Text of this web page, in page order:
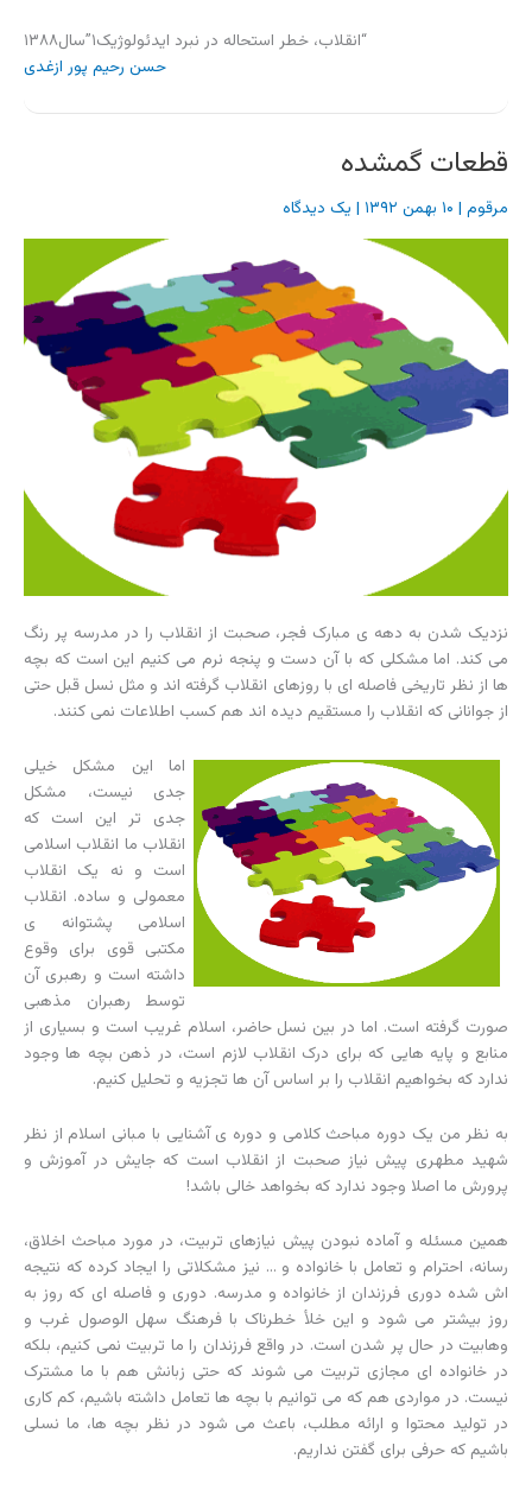
“انقلاب، خطر استحاله در نبرد ایدئولوژیک١”سال١٣٨٨
حسن رحیم پور ازغدی
قطعات گمشده
مرقوم | ۱۰ بهمن ۱۳۹۲ | یک دیدگاه
نزدیک شدن به دهه ی مبارک فجر، صحبت از انقلاب را در مدرسه پر رنگ
می کند. اما مشکلی که با آن دست و پنجه نرم می کنیم این است که بچه
ها از نظر تاریخی فاصله ای با روزهای انقلاب گرفته اند و مثل نسل قبل حتی
از جوانانی که انقلاب را مستقیم دیده اند هم کسب اطلاعات نمی کنند.
اما این مشکل خیلی
جدی نیست، مشکل
جدی تر این است که
انقلاب ما انقلاب اسلامی
است و نه یک انقلاب
معمولی و ساده. انقلاب
اسلامی پشتوانه ی
مکتبی قوی برای وقوع
داشته است و رهبری آن
توسط رهبران مذهبی
صورت گرفته است. اما در بین نسل حاضر، اسلام غریب است و بسیاری از
منابع و پایه هایی که برای درک انقلاب لازم است، در ذهن بچه ها وجود
ندارد که بخواهیم انقلاب را بر اساس آن ها تجزیه و تحلیل کنیم.
به نظر من یک دوره مباحث کلامی و دوره ی آشنایی با مبانی اسلام از نظر
شهید مطهری پیش نیاز صحبت از انقلاب است که جایش در آموزش و
پرورش ما اصلا وجود ندارد که بخواهد خالی باشد!
همین مسئله و آماده نبودن پیش نیازهای تربیت، در مورد مباحث اخلاق،
رسانه، احترام و تعامل با خانواده و … نیز مشکلاتی را ایجاد کرده که نتیجه
اش شده دوری فرزندان از خانواده و مدرسه. دوری و فاصله ای که روز به
روز بیشتر می شود و این خلأ خطرناک با فرهنگ سهل الوصول غرب و
وهابیت در حال پر شدن است. در واقع فرزندان را ما تربیت نمی کنیم، بلکه
در خانواده ای مجازی تربیت می شوند که حتی زبانش هم با ما مشترک
نیست. در مواردی هم که می توانیم با بچه ها تعامل داشته باشیم، کم کاری
در تولید محتوا و ارائه مطلب، باعث می شود در نظر بچه ها، ما نسلی
باشیم که حرفی برای گفتن نداریم.